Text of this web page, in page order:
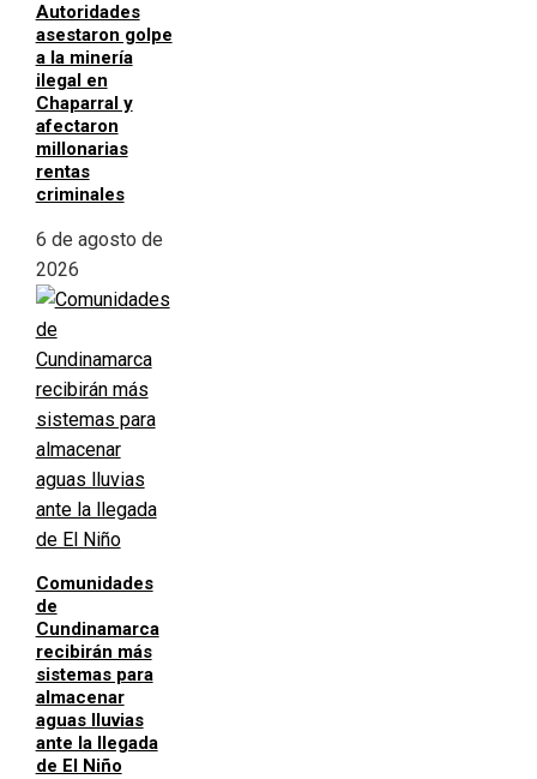
Autoridades
asestaron golpe
a la minería
ilegal en
Chaparral y
afectaron
millonarias
rentas
criminales
6 de agosto de
2026
Comunidades
de
Cundinamarca
recibirán más
sistemas para
almacenar
aguas lluvias
ante la llegada
de El Niño